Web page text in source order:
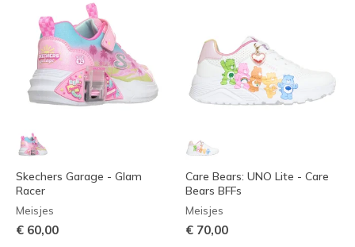
Skechers Garage - Glam
Racer
Meisjes
€ 60,00
Care Bears: UNO Lite - Care
Bears BFFs
Meisjes
€ 70,00